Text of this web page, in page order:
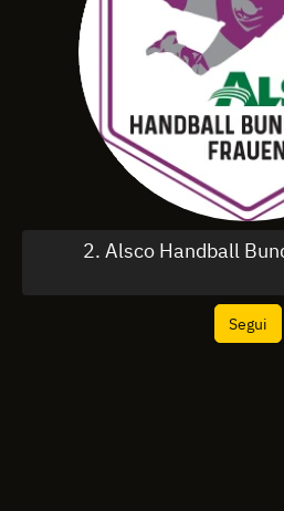
2. Alsco Handball
Segui